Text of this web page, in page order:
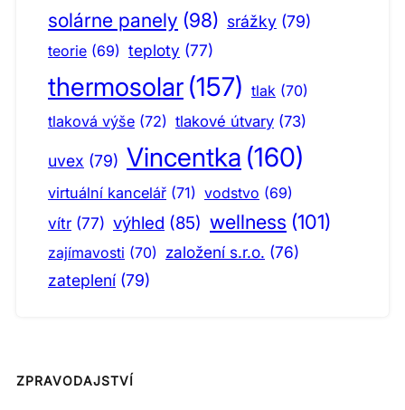
solárne panely (98) srážky (79)
teorie (69) teploty (77)
thermosolar (157) tlak (70)
tlaková výše (72) tlakové útvary (73)
uvex (79) Vincentka (160)
virtuální kancelář (71) vodstvo (69)
vítr (77) výhled (85) wellness (101)
zajímavosti (70) založení s.r.o. (76)
zateplení (79)
ZPRAVODAJSTVÍ